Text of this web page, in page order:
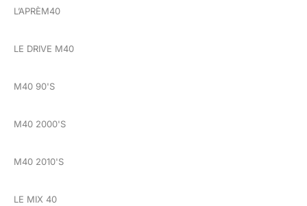
L’APRÈM40
LE DRIVE M40
M40 90'S
M40 2000'S
M40 2010'S
LE MIX 40